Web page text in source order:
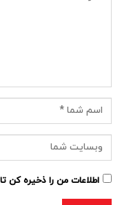
اطلاعات من را ذخیره کن